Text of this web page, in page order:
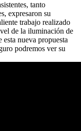
tanto
expresaron su
trabajo realizado
de la iluminación de
nueva propuesta
podremos ver su